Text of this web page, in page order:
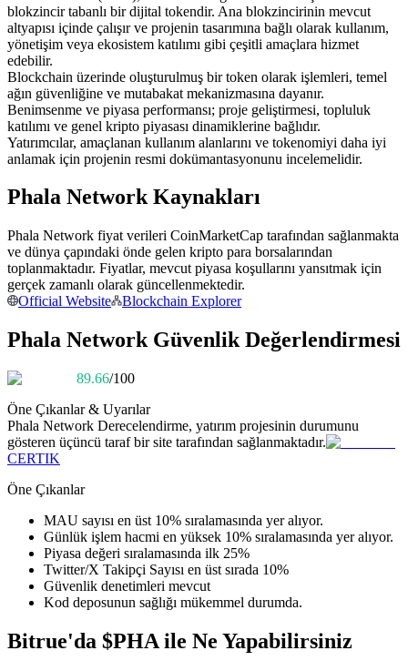
Kopya Ticaret
En iyi traderlarla güçlerinizi birleştirin
Kâr paylaşımı ve kopya ticaret komisyonlarının tadını çıkarın
Bilgi
Ticaret bilgileri vb. dahil olmak üzere büyük veri analizi.
blokzincir tabanlı bir dijital tokendir. Ana blokzincirinin mevcut
altyapısı içinde çalışır ve projenin tasarımına bağlı olarak kullanım,
yönetişim veya ekosistem katılımı gibi çeşitli amaçlara hizmet
edebilir.
Blockchain üzerinde oluşturulmuş bir token olarak işlemleri, temel
ağın güvenliğine ve mutabakat mekanizmasına dayanır.
Benimsenme ve piyasa performansı; proje geliştirmesi, topluluk
katılımı ve genel kripto piyasası dinamiklerine bağlıdır.
Yatırımcılar, amaçlanan kullanım alanlarını ve tokenomiyi daha iyi
anlamak için projenin resmi dokümantasyonunu incelemelidir.
Phala Network Kaynakları
Phala Network fiyat verileri CoinMarketCap tarafından sağlanmakta
ve dünya çapındaki önde gelen kripto para borsalarından
toplanmaktadır. Fiyatlar, mevcut piyasa koşullarını yansıtmak için
gerçek zamanlı olarak güncellenmektedir.
Official Website
Blockchain Explorer
Phala Network Güvenlik Değerlendirmesi
89.66/100
Öne Çıkanlar & Uyarılar
Phala Network Derecelendirme, yatırım projesinin durumunu
gösteren üçüncü taraf bir site tarafından sağlanmaktadır.
CERTIK
Öne Çıkanlar
MAU sayısı en üst 10% sıralamasında yer alıyor.
Günlük işlem hacmi en yüksek 10% sıralamasında yer alıyor.
Piyasa değeri sıralamasında ilk 25%
Twitter/X Takipçi Sayısı en üst sırada 10%
Güvenlik denetimleri mevcut
Kod deposunun sağlığı mükemmel durumda.
Bitrue'da $PHA ile Ne Yapabilirsiniz